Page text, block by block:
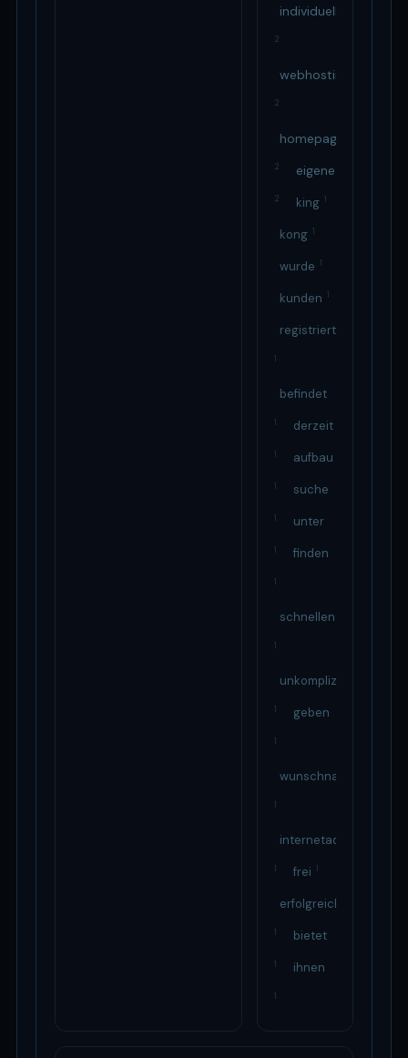
individuellen
2
webhosting
2
homepage
2 eigene
2 king 1
kong 1
wurde 1
kunden 1
registriert
1
befindet
1 derzeit
1 aufbau
1 suche
1 unter
1 finden
1
schnellen
1
unkomplizierten
1 geben
1
wunschnamen
1
internetadresse
1 frei 1
erfolgreichen
1 bietet
1 ihnen
1